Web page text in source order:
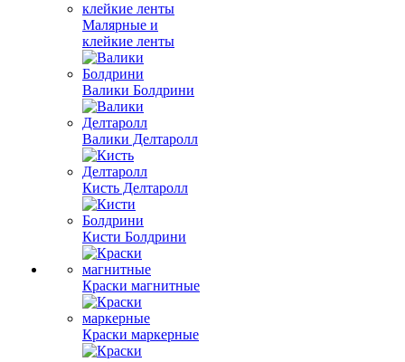
Малярные и
клейкие ленты
Валики Болдрини
Валики Делтаролл
Кисть Делтаролл
Кисти Болдрини
Краски магнитные
Краски маркерные